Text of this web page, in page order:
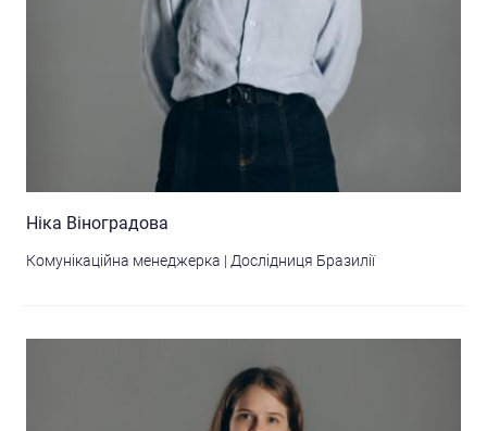
Ніка Віноградова
Комунікаційна менеджерка | Дослідниця Бразилії